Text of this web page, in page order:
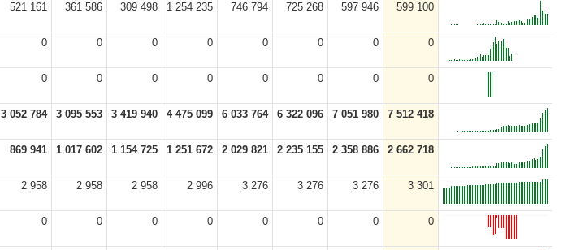
521 161 361 586 309 498 1 254 235 746 794 725 268 597 946 599 100
0 0 0 0 0 0 0 0
0 0 0 0 0 0 0 0
3 052 784 3 095 553 3 419 940 4 475 099 6 033 764 6 322 096 7 051 980 7 512 418
869 941 1 017 602 1 154 725 1 251 672 2 029 821 2 235 155 2 358 886 2 662 718
2 958 2 958 2 958 2 996 3 276 3 276 3 276 3 301
0 0 0 0 0 0 0 0